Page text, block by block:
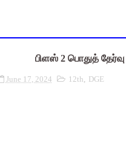
பிளஸ் 2 பொதுத்
June 17, 2024 12th, DGE